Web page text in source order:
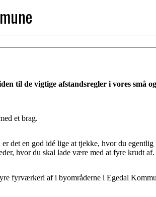
til de vigtige afstandsregler i vores små
et brag.
det en god idé lige at tjekke, hvor du
hvor du skal lade være med at fyre krudt af.
fyrværkeri af i byområderne i Egedal